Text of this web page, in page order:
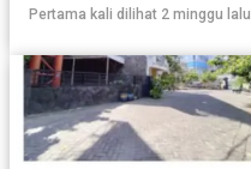
Pertama kali dilihat 2 minggu lalu